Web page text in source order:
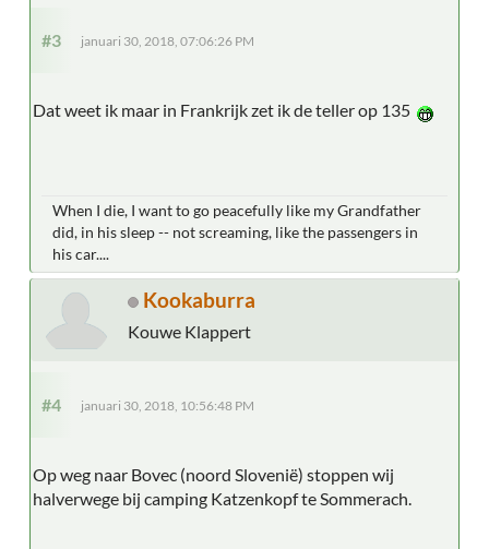
#3 januari 30, 2018, 07:06:26 PM
Dat weet ik maar in Frankrijk zet ik de teller op 135
When I die, I want to go peacefully like my Grandfather
did, in his sleep -- not screaming, like the passengers in
his car....
Kookaburra
Kouwe Klappert
#4 januari 30, 2018, 10:56:48 PM
Op weg naar Bovec (noord Slovenië) stoppen wij
halverwege bij camping Katzenkopf te Sommerach.